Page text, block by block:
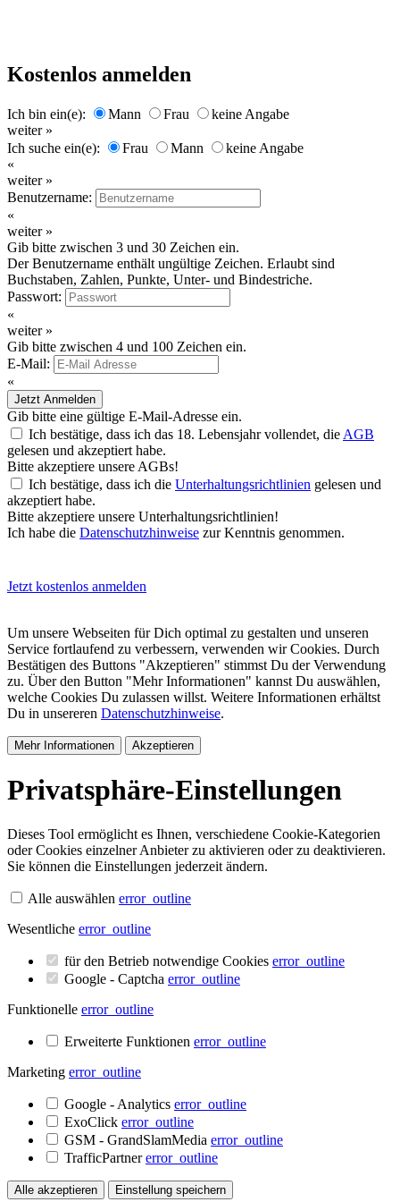
Kostenlos anmelden
Ich bin ein(e): Mann Frau
keine Angabe
weiter »
Ich suche ein(e):
Frau Mann
keine Angabe
«
weiter »
Benutzername:
«
weiter »
Gib bitte zwischen 3 und 30 Zeichen ein.
Der Benutzername enthält ungültige Zeichen. Erlaubt sind
Buchstaben, Zahlen, Punkte, Unter- und Bindestriche.
Passwort:
«
weiter »
Gib bitte zwischen 4 und 100 Zeichen ein.
E-Mail:
«
Jetzt Anmelden
Gib bitte eine gültige E-Mail-Adresse ein.
Ich bestätige, dass ich das 18. Lebensjahr vollendet, die AGB
gelesen und akzeptiert habe.
Bitte akzeptiere unsere AGBs!
Ich bestätige, dass ich die Unterhaltungsrichtlinien gelesen und
akzeptiert habe.
Bitte akzeptiere unsere Unterhaltungsrichtlinien!
Ich habe die Datenschutzhinweise zur Kenntnis genommen.
Jetzt kostenlos anmelden
Um unsere Webseiten für Dich optimal zu gestalten und unseren
Service fortlaufend zu verbessern, verwenden wir Cookies. Durch
Bestätigen des Buttons "Akzeptieren" stimmst Du der Verwendung
zu. Über den Button "Mehr Informationen" kannst Du auswählen,
welche Cookies Du zulassen willst. Weitere Informationen erhältst
Du in unsereren Datenschutzhinweise.
Mehr Informationen Akzeptieren
Privatsphäre-Einstellungen
Dieses Tool ermöglicht es Ihnen, verschiedene Cookie-Kategorien
oder Cookies einzelner Anbieter zu aktivieren oder zu deaktivieren.
Sie können die Einstellungen jederzeit ändern.
Alle auswählen error_outline
Wesentliche error_outline
für den Betrieb notwendige Cookies error_outline
Google - Captcha error_outline
Funktionelle error_outline
Erweiterte Funktionen error_outline
Marketing error_outline
Google - Analytics error_outline
ExoClick error_outline
GSM - GrandSlamMedia error_outline
TrafficPartnererror_outline
Alle akzeptieren Einstellung speichern